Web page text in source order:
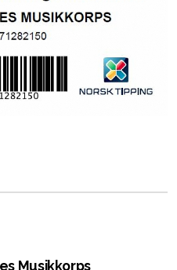
Musikkorps